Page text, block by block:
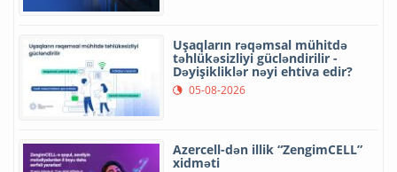
Uşaqların rəqəmsal mühitdə
təhlükəsizliyi gücləndirilir -
Dəyişikliklər nəyi ehtiva edir?
05-08-2026
Azercell-dən illik “ZengimCELL”
xidməti